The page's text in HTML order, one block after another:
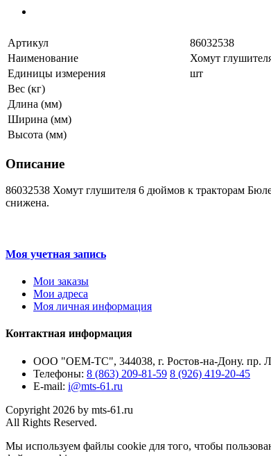
Артикул
86032538
Наименование
Хомут
Единицы измерения
шт
Вес (кг)
Длина (мм)
Ширина (мм)
Высота (мм)
Описание
86032538 Хомут глушителя 6 дюймов к тракторам
снижена.
Моя учетная запись
Мои заказы
Мои адреса
Моя личная информация
Контактная информация
ООО "ОЕМ-ТС", 344038, г. Ростов-на-Дону. пр.
Телефоны: 8 (863) 209-81-59 8 (926) 419-20-45
E-mail: i@mts-61.ru
Copyright 2026 by mts-61.ru
All Rights Reserved.
Мы используем файлы cookie для того, чтобы